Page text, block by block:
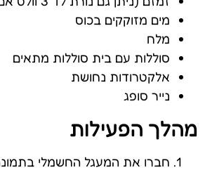
מים מזוקקים בכוס
מלח
סוללות עם בית סוללות מתאים
אלקטרודות נחושת
נייר סופג
מהלך הפעילות